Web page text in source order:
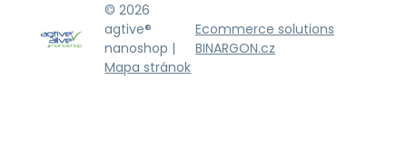
© 2026
agtive®
nanoshop |
Mapa stránok
Ecommerce solutions
BINARGON.cz